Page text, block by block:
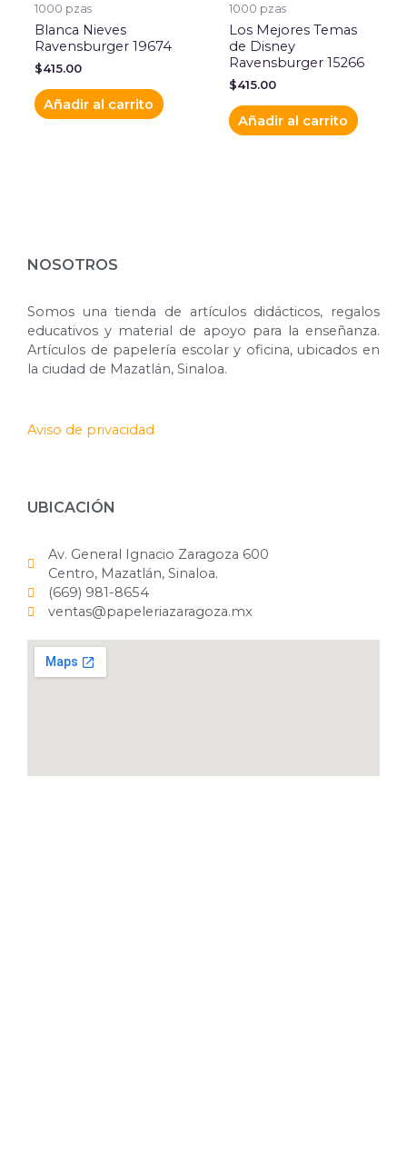
1000 pzas
Blanca Nieves
Ravensburger 19674
$415.00
Añadir al carrito
1000 pzas
Los Mejores Temas
de Disney
Ravensburger 15266
$415.00
Añadir al carrito
NOSOTROS
Somos una tienda de artículos didácticos, regalos
educativos y material de apoyo para la enseñanza.
Artículos de papelería escolar y oficina, ubicados en
la ciudad de Mazatlán, Sinaloa.
Aviso de privacidad
UBICACIÓN
Av. General Ignacio Zaragoza 600
Centro, Mazatlán, Sinaloa.
(669) 981-8654
ventas@papeleriazaragoza.mx